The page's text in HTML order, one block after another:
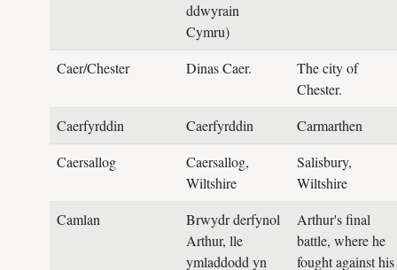
ddwyrain
Cymru)
Caer/Chester Dinas Caer.
The city of
Chester.
Caerfyrddin
Caerfyrddin
Carmarthen
Caersallog
Caersallog,
Wiltshire
Salisbury,
Wiltshire
Camlan
Brwydr derfynol
Arthur, lle
ymladdodd yn
Arthur's final
battle, where he
fought against his